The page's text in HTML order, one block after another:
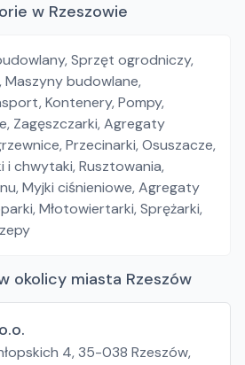
w Rzeszowie
,Sprzęt ogrodniczy,
,Maszyny budowlane,
,Kontenery,Pompy,
, Zagęszczarki,Agregaty
,Przecinarki,Osuszacze,
i chwytaki,Rusztowania,
,Myjki ciśnieniowe,Agregaty
,Młotowiertarki,Sprężarki,
okolicy miasta Rzeszów
4, 35-038 Rzeszów,